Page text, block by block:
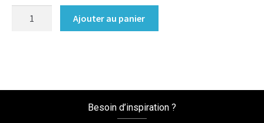
Ajouter au panier
Besoin d’inspiration ?